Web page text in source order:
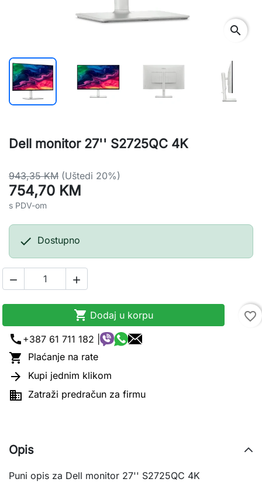
search
Dell monitor 27'' S2725QC 4K
943,35 KM (Uštedi 20%)
754,70 KM
s PDV-om
 Dostupno
 
 Dodaj u korpu
favorite_border
call +387 61 711 182 |
 Plaćanje na rate
 Kupi jednim klikom
 Zatraži predračun za firmu
Opis
Puni opis za Dell monitor 27'' S2725QC 4K